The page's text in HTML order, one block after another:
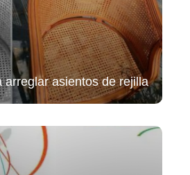
arreglar asientos de rejilla